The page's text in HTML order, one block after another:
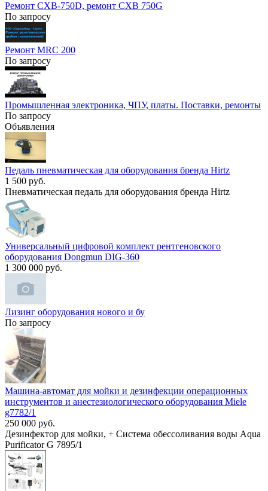
Ремонт CXB-750D, ремонт CXB 750G
По запросу
Ремонт MRC 200
По запросу
Промышленная электроника, ЧПУ, платы. Поставки, ремонты
По запросу
Объявления
Педаль пневматическая для оборудования бренда Hirtz
1 500 руб.
Пневматическая педаль для оборудования бренда Hirtz
Универсальный цифровой комплект рентгеновского
оборудования Dongmun DIG-360
1 300 000 руб.
Лизинг оборудования нового и бу
По запросу
Машина-автомат для мойки и дезинфекции операционных
инструментов и анестезиологического оборудования Miele
g7782/1
250 000 руб.
Дезинфектор для мойки, + Система обессоливания воды Aqua
Purificator G 7895/1